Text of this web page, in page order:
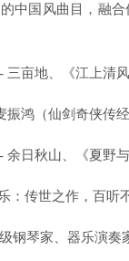
中国风曲目，融
三亩地、《江上清
振鸿（仙剑奇侠传
余日秋山、《夏野
：传世之作，百听
钢琴家、器乐演奏